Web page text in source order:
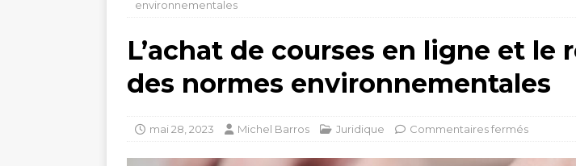
environnementales
L’achat de courses en ligne et le
des normes environnementales
mai 28, 2023 Michel Barros Juridique Commentaires fermés